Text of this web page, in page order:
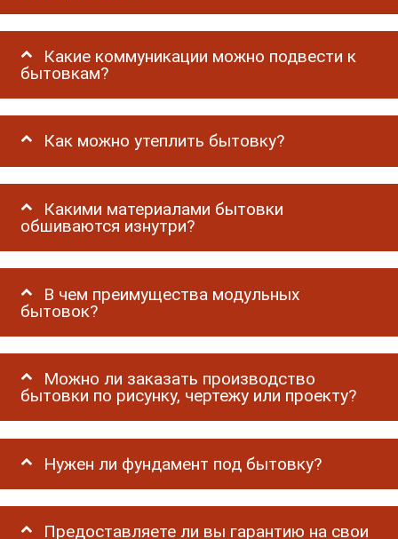
Какие коммуникации можно подвести к
бытовкам?
Как можно утеплить бытовку?
Какими материалами бытовки
обшиваются изнутри?
В чем преимущества модульных
бытовок?
Можно ли заказать производство
бытовки по рисунку, чертежу или проекту?
Нужен ли фундамент под бытовку?
Предоставляете ли вы гарантию на свои